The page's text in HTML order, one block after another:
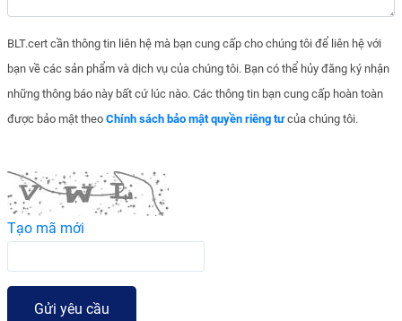
BLT.cert cần thông tin liên hệ mà bạn cung cấp cho chúng tôi để liên hệ với
bạn về các sản phẩm và dịch vụ của chúng tôi. Bạn có thể hủy đăng ký nhận
những thông báo này bất cứ lúc nào. Các thông tin bạn cung cấp hoàn toàn
được bảo mật theo Chính sách bảo mật quyền riêng tưcủa chúng tôi.
Tạo mã mới